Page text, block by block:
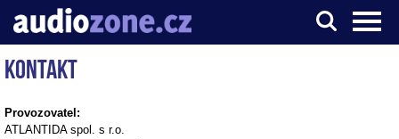
Server o digitálním zpracování zvuku
Kontakt
Provozovatel:
ATLANTIDA spol. s r.o.